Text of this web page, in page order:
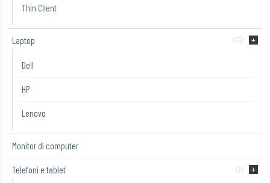
Thin Client
Laptop (55)
Dell
HP
Lenovo
Monitor di computer
Telefoni e tablet (2)